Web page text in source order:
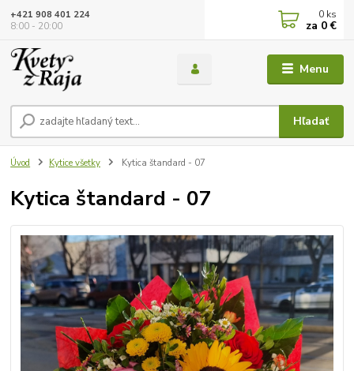
Menu
Hľadať
+421 908 401 224
8:00 - 20:00
0 ks
za 0 €
Úvod Kytice všetky Kytica štandard - 07
Kytica štandard - 07